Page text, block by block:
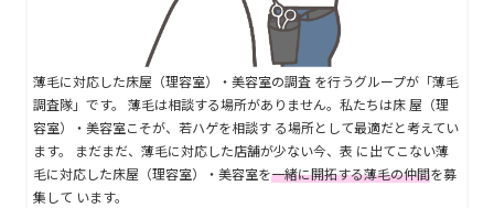
薄毛に対応した床屋（理容室）・美容室の調査 を行うグループが「薄毛
調査隊」です。 薄毛は相談する場所がありません。私たちは床 屋（理
容室）・美容室こそが、若ハゲを相談す る場所として最適だと考えてい
ます。 まだまだ、薄毛に対応した店舗が少ない今、表 に出てこない薄
毛に対応した床屋（理容室）・美容室を一緒に開拓する薄毛の仲間を募
集して います。